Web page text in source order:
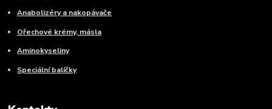
Anabolizéry a nakopávače
Ořechové krémy, másla
Aminokyseliny
Speciální balíčky